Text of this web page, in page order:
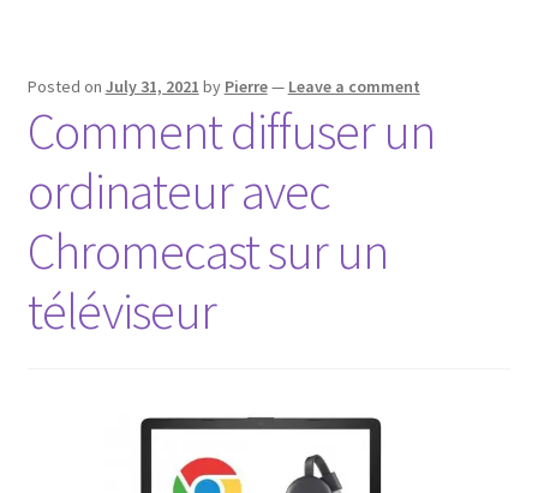
Posted on July 31, 2021 by Pierre— Leave a comment
Comment diffuser un
ordinateur avec
Chromecast sur un
téléviseur